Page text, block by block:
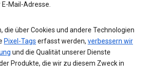
Mail-Adresse.
die über Cookies und andere Technologien
Pixel-Tags erfasst werden, verbessern wir
und die Qualität unserer Dienste
Produkte, die wir zu diesem Zweck in